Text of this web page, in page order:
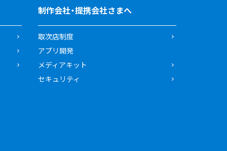
制作会社・提携会社さまへ
取次店制度
アプリ開発
メディアキット
セキュリティ